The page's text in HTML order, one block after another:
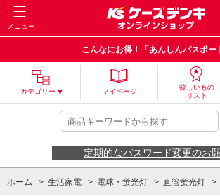
メニュー
こんなにお得！「あんしんパスポー
カテゴリー マイページ
欲しいもの
リスト
定期的なパスワード変更のお
ホーム > 生活家電 > 電球・蛍光灯 > 直管蛍光灯 >